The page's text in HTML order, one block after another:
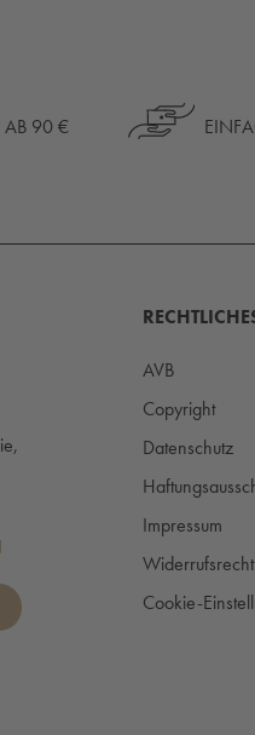
AB 90 €
AVB
Copyright
Datenschutz
Impressum
Widerrufsrecht
Cookie-